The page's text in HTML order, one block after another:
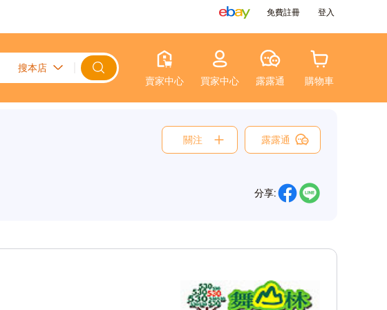
免費註冊 登入
賣家中心 買家中心 露露通 購物車
關注 露露通
分享: